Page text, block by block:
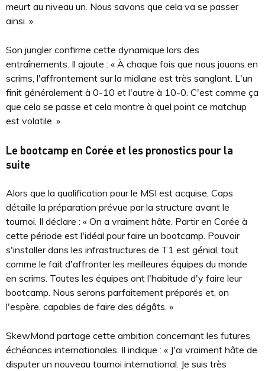
meurt au niveau un. Nous savons que cela va se passer
ainsi. »
Son jungler confirme cette dynamique lors des
entraînements. Il ajoute : « À chaque fois que nous jouons en
scrims, l'affrontement sur la midlane est très sanglant. L'un
finit généralement à 0-10 et l'autre à 10-0. C'est comme ça
que cela se passe et cela montre à quel point ce matchup
est volatile. »
Le bootcamp en Corée et les pronostics pour la
suite
Alors que la qualification pour le MSI est acquise, Caps
détaille la préparation prévue par la structure avant le
tournoi. Il déclare : « On a vraiment hâte. Partir en Corée à
cette période est l'idéal pour faire un bootcamp. Pouvoir
s'installer dans les infrastructures de T1 est génial, tout
comme le fait d'affronter les meilleures équipes du monde
en scrims. Toutes les équipes ont l'habitude d'y faire leur
bootcamp. Nous serons parfaitement préparés et, on
l'espère, capables de faire des dégâts. »
SkewMond partage cette ambition concernant les futures
échéances internationales. Il indique : « J'ai vraiment hâte de
disputer un nouveau tournoi international. Je suis très